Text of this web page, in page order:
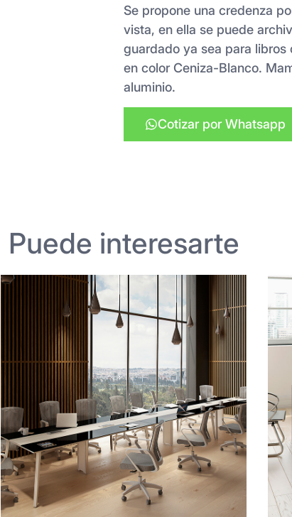
Se propone una credenza
vista, en ella se puede
guardado ya sea para libros
en color Ceniza-Blanco.
aluminio.
Cotizar por Whatsapp
Puede interesarte